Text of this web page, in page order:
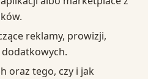
reklamy, prowizji,
oraz tego, czy i jak